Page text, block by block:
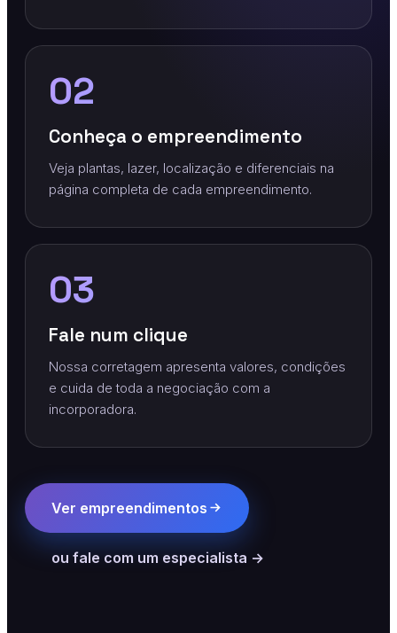
02
Conheça o empreendimento
Veja plantas, lazer, localização e diferenciais na
página completa de cada empreendimento.
03
Fale num clique
Nossa corretagem apresenta valores, condições
e cuida de toda a negociação com a
incorporadora.
Ver empreendimentos
ou fale com um especialista →